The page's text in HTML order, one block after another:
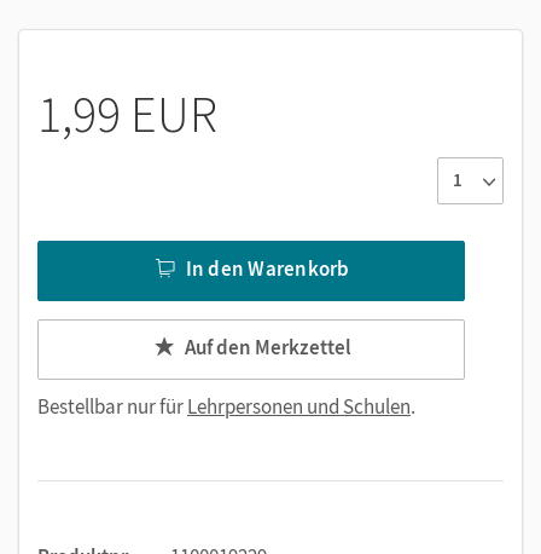
1,99 EUR
In den Warenkorb
Auf den Merkzettel
Bestellbar nur fürLehrpersonen und Schulen.